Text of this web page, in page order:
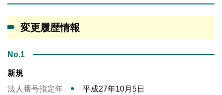
変更履歴情報
No.1
新規
法人番号指定年
平成27年10月5日